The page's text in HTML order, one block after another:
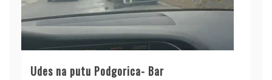
Udes na putu Podgorica- Bar